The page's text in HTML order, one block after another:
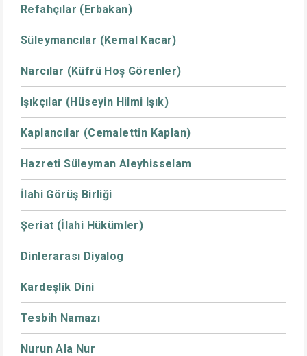
Refahçılar (Erbakan)
Süleymancılar (Kemal Kacar)
Narcılar (Küfrü Hoş Görenler)
Işıkçılar (Hüseyin Hilmi Işık)
Kaplancılar (Cemalettin Kaplan)
Hazreti Süleyman Aleyhisselam
İlahi Görüş Birliği
Şeriat (İlahi Hükümler)
Dinlerarası Diyalog
Kardeşlik Dini
Tesbih Namazı
Nurun Ala Nur